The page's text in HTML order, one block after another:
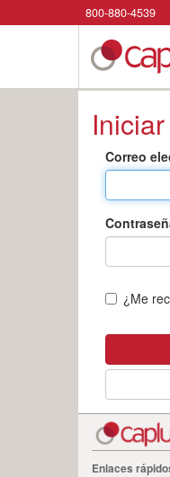
800-880-4539
Correo
¿Me
Enlaces